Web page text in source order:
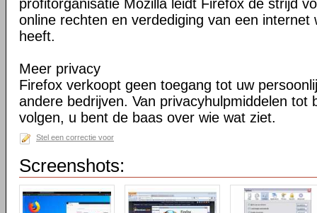
profitorganisatie Mozilla leidt Firefox de strijd
online rechten en verdediging van een internet
heeft.
Meer privacy
Firefox verkoopt geen toegang tot uw
andere bedrijven. Van privacyhulpmiddelen tot
volgen, u bent de baas over wie wat ziet.
Stel een correctie voor
Screenshots: